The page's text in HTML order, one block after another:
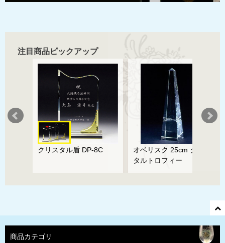
注目商品ピックアップ
クリスタル盾 DP-8C
オベリスク 25cm クリス
タルトロフィー
商品カテゴリ